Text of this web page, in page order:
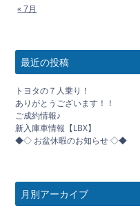
« 7月
最近の投稿
トヨタの７人乗り！
ありがとうございます！！
ご成約情報♪
新入庫車情報【LBX】
◆◇ お盆休暇のお知らせ ◇◆
月別アーカイブ